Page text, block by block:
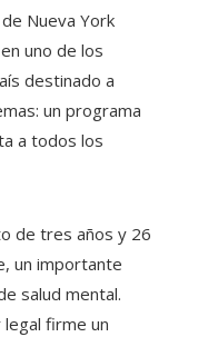
Nueva York
uno de los
destinado a
un programa
a todos los
de tres años y 26
un importante
salud mental.
firme un